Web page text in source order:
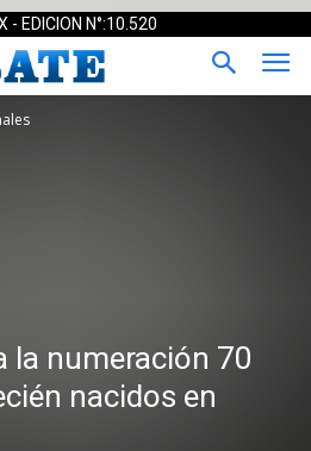
- EDICION N°:10.520
la numeración 70
nacidos en